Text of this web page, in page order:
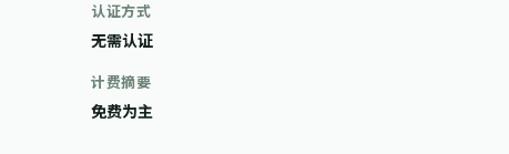
认证方式
无需认证
计费摘要
免费为主